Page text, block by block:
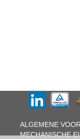
ALGEMENE
MECHANISCHE